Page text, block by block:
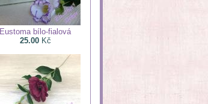
Eustoma bílo-fialová
25.00Kč